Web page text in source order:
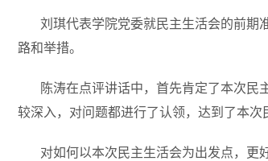
刘琪代表学院党委就民主生活会的前期
路和举措。
陈涛在点评讲话中，首先肯定了本次民
较深入，对问题都进行了认领，达到了本次
对如何以本次民主生活会为出发点，更